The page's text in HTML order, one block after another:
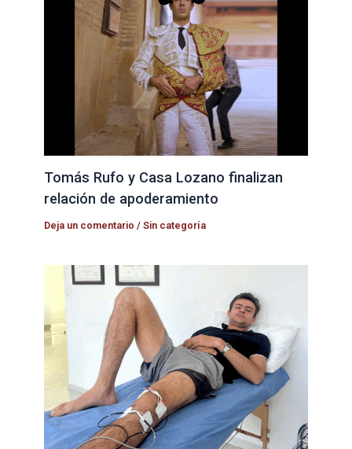
Tomás Rufo y Casa Lozano finalizan
relación de apoderamiento
Deja un comentario /Sin categoría